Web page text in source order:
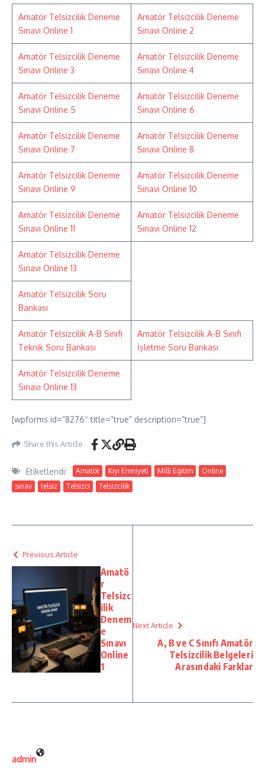
Amatör Telsizcilik Deneme
Sınavı Online 1
Amatör Telsizcilik Deneme
Sınavı Online 2
Amatör Telsizcilik Deneme
Sınavı Online 3
Amatör Telsizcilik Deneme
Sınavı Online 4
Amatör Telsizcilik Deneme
Sınavı Online 5
Amatör Telsizcilik Deneme
Sınavı Online 6
Amatör Telsizcilik Deneme
Sınavı Online 7
Amatör Telsizcilik Deneme
Sınavı Online 8
Amatör Telsizcilik Deneme
Sınavı Online 9
Amatör Telsizcilik Deneme
Sınavı Online 10
Amatör Telsizcilik Deneme
Sınavı Online 11
Amatör Telsizcilik Deneme
Sınavı Online 12
Amatör Telsizcilik Deneme
Sınavı Online 13
Amatör Telsizcilik Soru
Bankası
Amatör Telsizcilik A-B Sınıfı
Teknik Soru Bankası
Amatör Telsizcilik A-B Sınıfı
İşletme Soru Bankası
Amatör Telsizcilik Deneme
Sınavı Online 13
[wpforms id=”8276″ title=”true” description=”true”]
Share this Article
Etiketlendi: Amatör Kıyı Emniyeti Milli Eğitim
Online
sınav
telsiz Telsizci Telsizcilik
Previous Article
Amatö
r
Telsizc
ilik
Denem
e
Sınavı
Online
1
Next Article
A, B ve C Sınıfı Amatör
Telsizcilik Belgeleri
Arasındaki Farklar
admin